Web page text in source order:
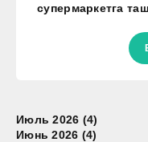
супермаркетга
Июль 2026 (4)
Июнь 2026 (4)